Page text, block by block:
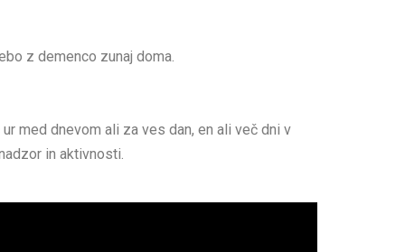
z demenco zunaj doma.
med dnevom ali za ves dan, en ali več dni v
in aktivnosti.